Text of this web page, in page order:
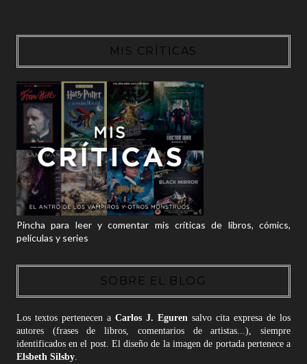
MIS CRÍTICAS
Pincha para leer y comentar mis críticas de libros, cómics,
películas y series
SOBRE EL BLOG
Los textos pertenecen a Carlos J. Egurensalvo cita expresa de los
autores (frases de libros, comentarios de artistas...), siempre
identificados en el post. El diseño de la imagen de portada pertenece a
Elsbeth Silsby.